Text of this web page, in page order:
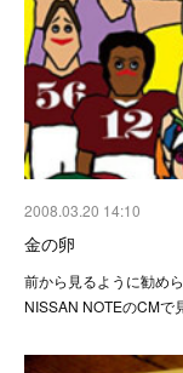
2008.03.20 14:10
金の卵
前から見るように勧め
NISSAN NOTEのCM